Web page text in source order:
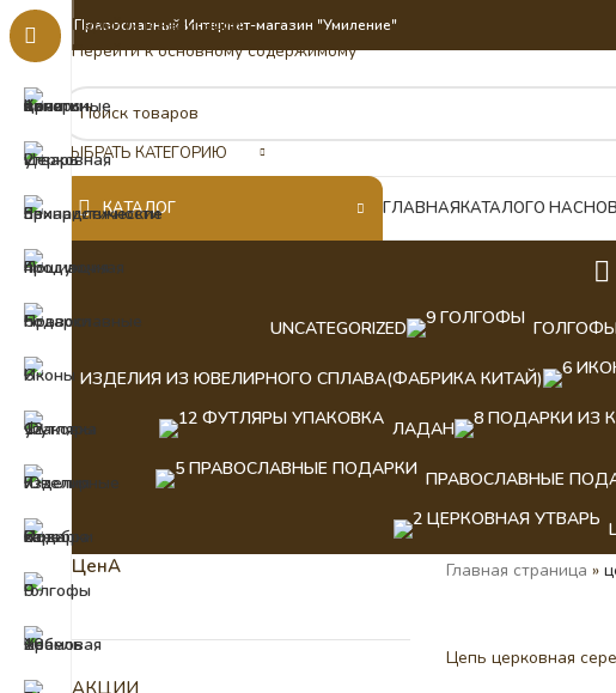
Перейти к навигации
Перейти к основному содержимому
Православный Интернет-магазин "Умиление"
ВЫБРАТЬ КАТЕГОРИЮ
КАТАЛОГ ГЛАВНАЯКАТАЛОГО НАС
UNCATEGORIZED
ИЗДЕЛИЯ ИЗ ЮВЕЛИРНОГО СПЛАВА(ФАБРИКА КИТАЙ)
ЛАДАН
ПРАВОСЛАВНЫЕ
ЦенА
АКЦИИ
Главная страница »
Цепь церковная